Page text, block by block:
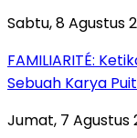
Sabtu, 8 Agustus
FAMILIARITÉ:
Sebuah Karya
Jumat, 7 Agustus